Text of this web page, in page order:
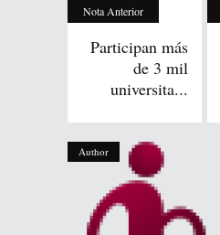
Nota Anterior
Participan más
de 3 mil
universita...
Author